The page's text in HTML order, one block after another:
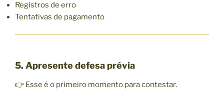
Registros de erro
Tentativas de pagamento
5. Apresente defesa prévia
👉 Esse é o primeiro momento para contestar.